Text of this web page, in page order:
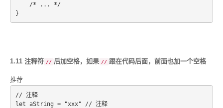
    /* ... */
1.11 注释符 // 后加空格，如果 // 跟在代码后面，前面也加一个空格
推荐
// 注释
let aString = "xxx" // 注释